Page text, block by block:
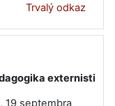
Trvalý odkaz
externisti
19 septembra